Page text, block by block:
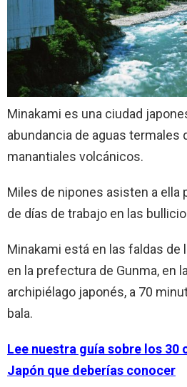
Minakami es una ciudad
abundancia de aguas termales
manantiales volcánicos.
Miles de nipones asisten a ella
de días de trabajo en las
Minakami está en las faldas de
en la prefectura de Gunma, en
archipiélago japonés, a 70
bala.
Lee nuestra guía sobre los 30
Japón que deberías conocer